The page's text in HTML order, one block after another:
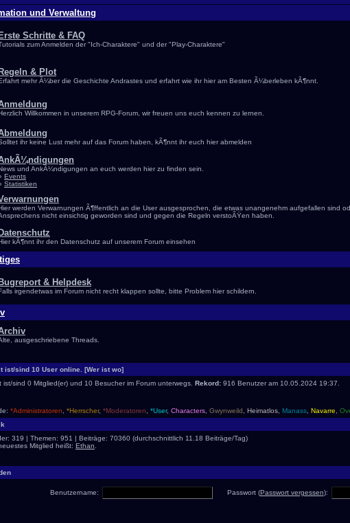
und Verwaltung
Erste Schritte & FAQ
zum Anmelden der "Ich-Charaktere" und der "Play-Charaktere"
Regeln & Plot
mehr Ã¼ber die Geschichte Andrastes und erfahrt wie ihr hier am Besten Ã¼berleben kÃ¶nnt.
Willkommen in unserem RPG-Forum, wir freuen uns euch kennen zu lernen.
ihr keine Lust mehr auf das Forum haben, kÃ¶nnt ihr euch hier abmelden
und AnkÃ¼ndigungen an euch werden hier zu finden sein.
Events
Statistiken
werden Verwarnungen Ã¶ffentlich an die User ausgesprochen, die etwas unangenehm aufgefallen sind
nicht einsichtig geworden sind und gegen die Regeln verstoÃŸen haben.
Datenschutz
kÃ¶nnt ihr den Datenschutz auf unserem Forum einsehen
Bugreport & Helpdesk
irgendetwas im Forum nicht recht klappen sollte, bitte Problem hier schildern.
ausgeschriebene Threads.
ist/sind 10 User online. [Wer ist wo]
ist/sind 0 Mitglied(er) und 10 Besucher im Forum unterwegs. Rekord: 916 Benutzer am 10.05.2024 19:37
*Administratoren *Herrscher, *Moderatoren *User, Characters Gwynweild Heimatlos Manass Navarre
319 | Themen: 951 | Beiträge: 70360 (durchschnittlich 11.18 Beiträge/Tag)
Mitglied heißt: Ethan
Benutzername: Passwort (Passwort vergessen):